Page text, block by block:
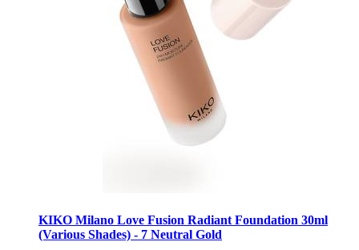
KIKO Milano Love Fusion Radiant Foundation 30ml
(Various Shades) - 7 Neutral Gold